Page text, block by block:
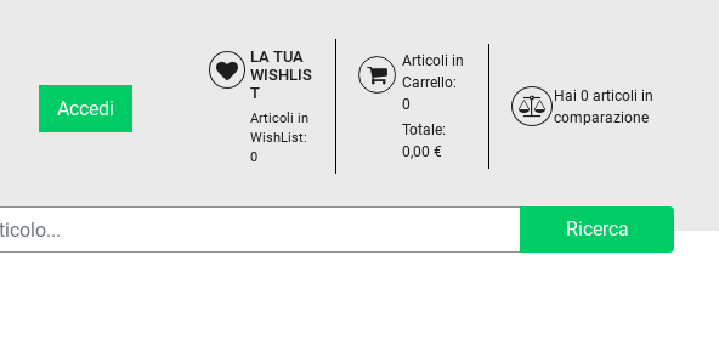
Accedi
LA TUA
WISHLIS
T
Articoli in
WishList:
0
Articoli in
Carrello:
0
Totale:
0,00 €
Hai 0 articoli in
comparazione